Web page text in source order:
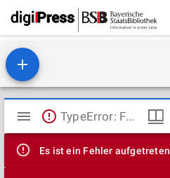
Mirador
Viewer
TypeError: Failed to fetch
Es ist ein Fehler aufgetreten